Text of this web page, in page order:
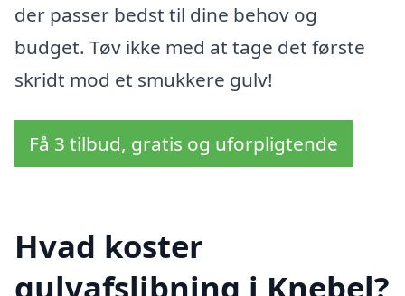
der passer bedst til dine behov og
budget. Tøv ikke med at tage det første
skridt mod et smukkere gulv!
Få 3 tilbud, gratis og uforpligtende
Hvad koster